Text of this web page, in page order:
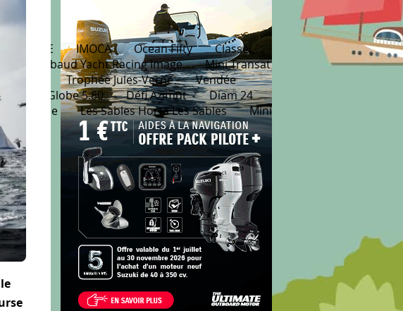
ULTIME IMOCA Ocean Fifty
Classe
Mirabaud Yacht Racing Image
Mini Transat
Trophée Jules-Verne
Vendée
ClassGlobe 5.80 Défi Azimut
Diam 24
Mondiale Les Sables Horta Les Sables
Mini